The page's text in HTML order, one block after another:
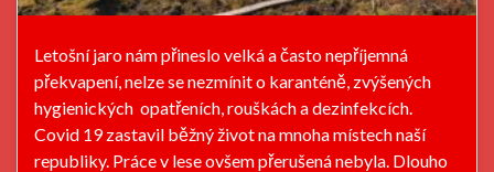
Letošní jaro nám přineslo velká a často nepříjemná
překvapení, nelze se nezmínit o karanténě, zvýšených
hygienických opatřeních, rouškách a dezinfekcích.
Covid 19 zastavil běžný život na mnoha místech naší
republiky. Práce v lese ovšem přerušená nebyla. Dlouho